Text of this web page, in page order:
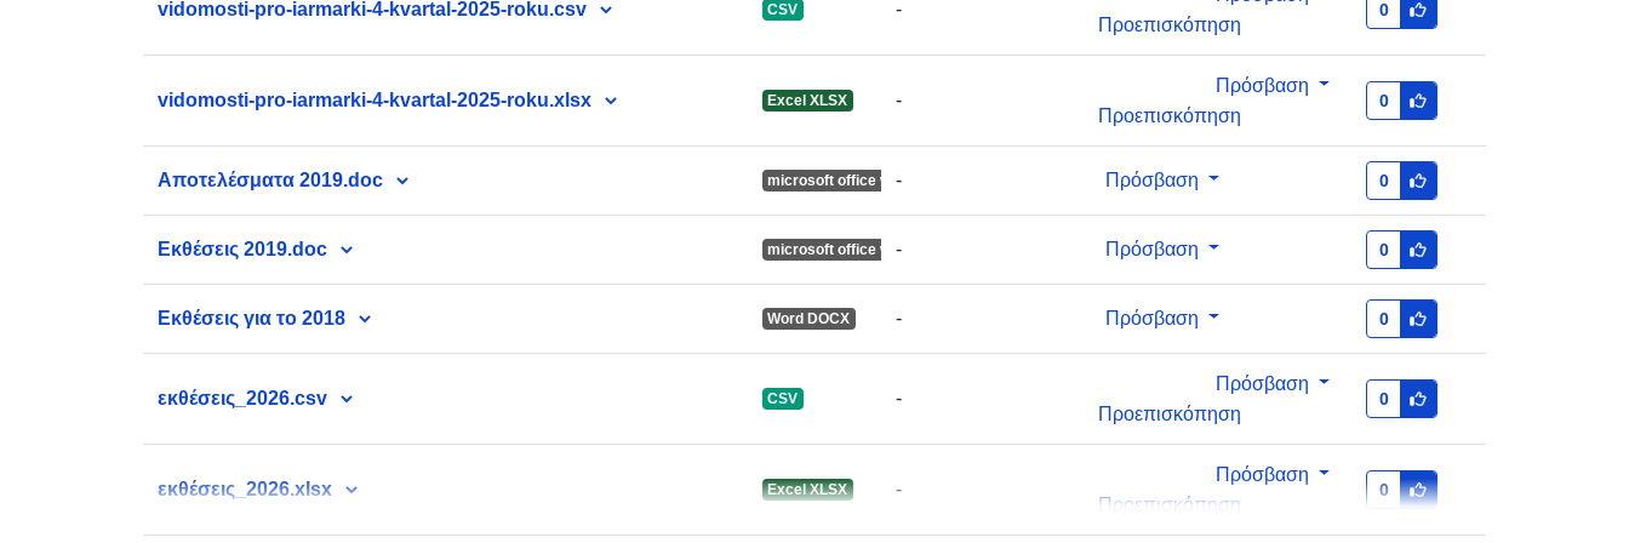
vidomosti-pro-iarmarki-4-kvartal-2025-roku.csv CSV -
Προεπισκόπηση
0
vidomosti-pro-iarmarki-4-kvartal-2025-roku.xlsx Excel XLSX -
Πρόσβαση
Προεπισκόπηση
0
Αποτελέσματα 2019.doc microsoft office word
- Πρόσβαση 0
Εκθέσεις 2019.doc microsoft office word
- Πρόσβαση 0
Εκθέσεις για το 2018 Word DOCX - Πρόσβαση 0
εκθέσεις_2026.csv CSV -
Πρόσβαση
Προεπισκόπηση
0
εκθέσεις_2026.xlsx Excel XLSX -
Πρόσβαση
Προεπισκόπηση
0
uriRef:
http://data.europa.eu/88u/dataset/63
54548e-dac8-4f7e-b868-
a661a88f35f1
1.0